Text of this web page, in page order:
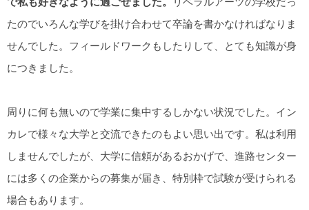
たのでいろんな学びを掛け合わせて卒論を書かなければなりま
せんでした。フィールドワークもしたりして、とても知識が身
につきました。
周りに何も無いので学業に集中するしかない状況でした。イン
カレで様々な大学と交流できたのもよい思い出です。私は利用
しませんでしたが、大学に信頼があるおかげで、進路センター
には多くの企業からの募集が届き、特別枠で試験が受けられる
場合もあります。